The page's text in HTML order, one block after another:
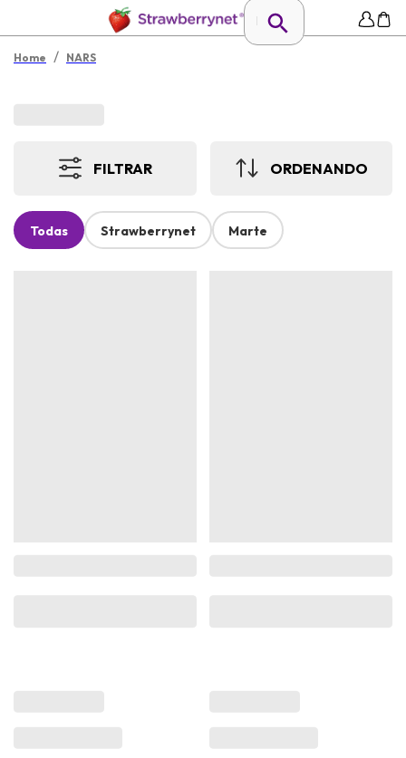
Home / NARS
FILTRAR ORDENANDO
Todas Strawberrynet Marte